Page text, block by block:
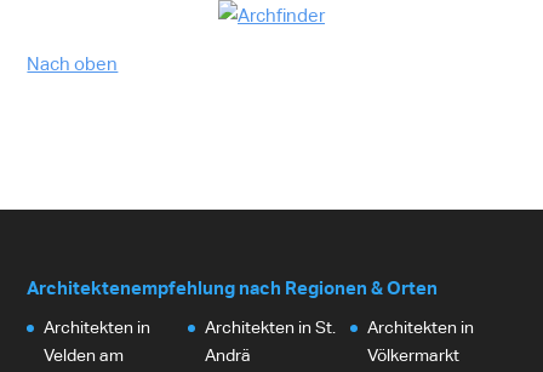
Nach oben
Architektenempfehlung nach Regionen & Orten
Architekten in
Velden am
Architekten in St.
Andrä
Architekten in
Völkermarkt